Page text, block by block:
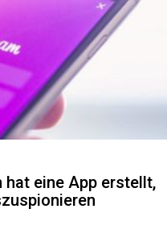
hat eine App erstellt,